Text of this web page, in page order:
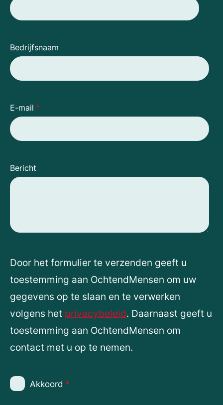
Bedrijfsnaam
E-mail *
Bericht
Door het formulier te verzenden geeft u
toestemming aan OchtendMensen om uw
gegevens op te slaan en te verwerken
volgens het privacybeleid. Daarnaast geeft u
toestemming aan OchtendMensen om
contact met u op te nemen.
Akkoord *